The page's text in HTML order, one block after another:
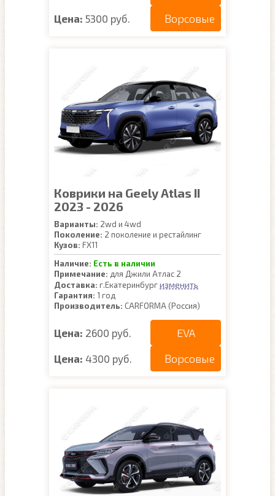
Цена: 5300 руб. Ворсовые
Коврики на Geely Atlas II
2023 - 2026
Варианты: 2wd и 4wd
Поколение: 2 поколение и рестайлинг
Кузов: FX11
Наличие: Есть в наличии
Примечание: для Джили Атлас 2
Доставка: г.Екатеринбургизменить
Гарантия: 1 год
Производитель: CARFORMA (Россия)
Цена: 2600 руб. EVA
Цена: 4300 руб. Ворсовые